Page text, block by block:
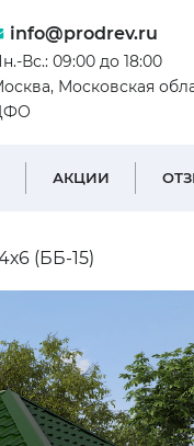
info@prodrev.ru
Вс.: 09:00 до 18:00
Московская
АКЦИИ
(ББ-15)